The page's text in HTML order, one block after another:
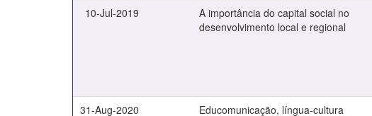
10-Jul-2019
A importância do capital social no
desenvolvimento local e regional
31-Aug-2020
Educomunicação, língua-cultura